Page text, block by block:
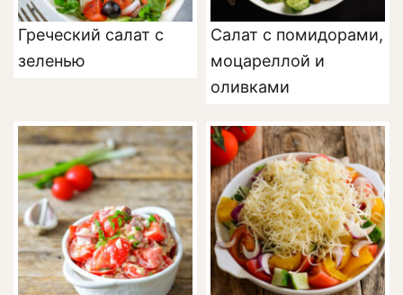
Греческий салат с
зеленью
Салат с помидорами,
моцареллой и
оливками